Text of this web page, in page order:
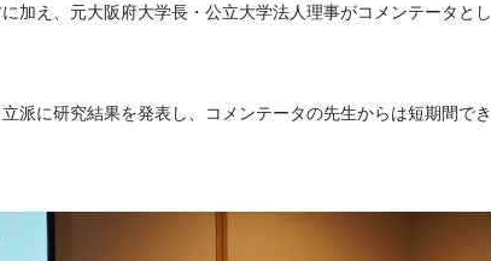
加え、元大阪府大学長・公立大学法人理事がコメンテータとし
派に研究結果を発表し、コメンテータの先生からは短期間でき